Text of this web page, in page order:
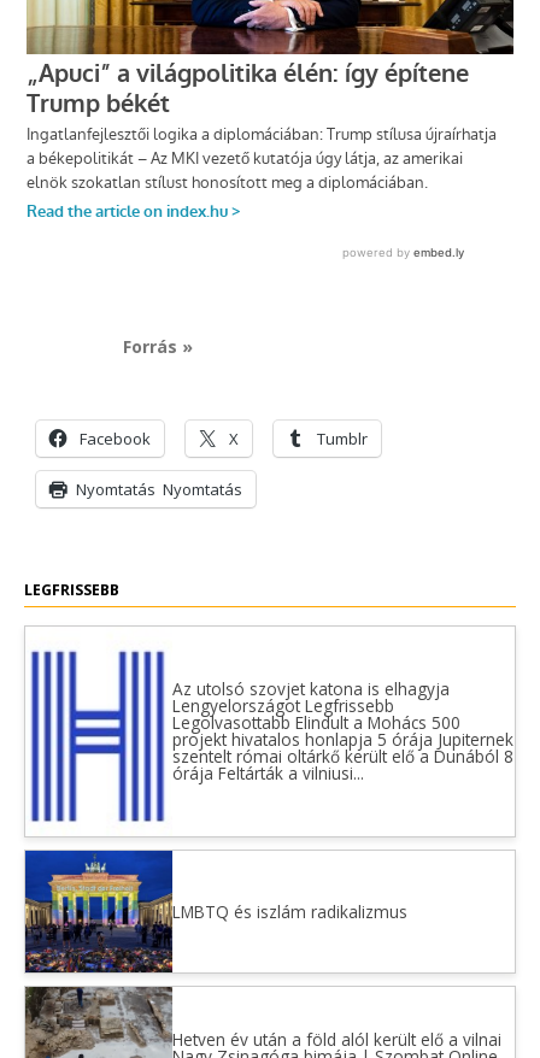
Forrás »
Facebook X Tumblr
Nyomtatás Nyomtatás
LEGFRISSEBB
Az utolsó szovjet katona is elhagyja
Lengyelországot Legfrissebb
Legolvasottabb Elindult a Mohács 500
projekt hivatalos honlapja 5 órája Jupiternek
szentelt római oltárkő került elő a Dunából 8
órája Feltárták a vilniusi...
LMBTQ és iszlám radikalizmus
Hetven év után a föld alól került elő a vilnai